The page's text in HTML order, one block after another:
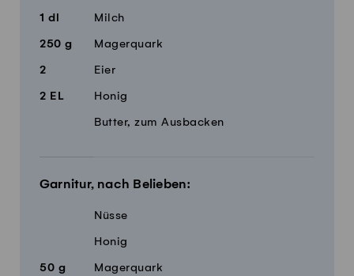
1 dl Milch
250 g Magerquark
2 Eier
2 EL Honig
Butter, zum Ausbacken
Garnitur, nach Belieben:
Nüsse
Honig
50 g Magerquark